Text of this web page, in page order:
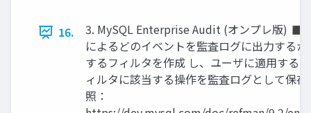
16.
3. MySQL Enterprise Audit (オンプレ版) ◼
によるどのイベントを監査ログに出力する
するフィルタを作成 し、ユーザに適用する
ィルタに該当する操作を監査ログとして保存
照：